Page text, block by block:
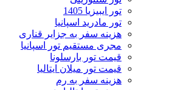
تور ایبیزیا 1405
تور مادرید اسپانیا
هزینه سفر به جزایر قناری
مجری مستقیم تور اسپانیا
قیمت تور بارسلونا
قیمت تور میلان ایتالیا
هزینه سفر به رم